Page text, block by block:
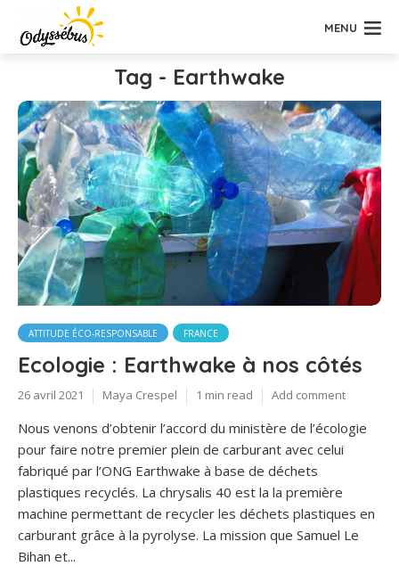
MENU
Tag - Earthwake
ATTITUDE ÉCO-RESPONSABLE FRANCE
Ecologie : Earthwake à nos côtés
26 avril 2021 Maya Crespel 1 min read Add comment
Nous venons d’obtenir l’accord du ministère de l’écologie
pour faire notre premier plein de carburant avec celui
fabriqué par l’ONG Earthwake à base de déchets
plastiques recyclés. La chrysalis 40 est la la première
machine permettant de recycler les déchets plastiques en
carburant grâce à la pyrolyse. La mission que Samuel Le
Bihan et...